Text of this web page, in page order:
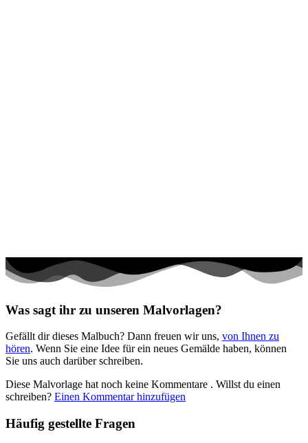
Valentinstag und Liebe
Nezaradené
Unkategorisiert
Was sagt ihr zu unseren Malvorlagen?
Gefällt dir dieses Malbuch? Dann freuen wir uns, von Ihnen zu
hören. Wenn Sie eine Idee für ein neues Gemälde haben, können
Sie uns auch darüber schreiben.
Diese Malvorlage hat noch keine Kommentare . Willst du einen
schreiben? Einen Kommentar hinzufügen
Häufig gestellte Fragen